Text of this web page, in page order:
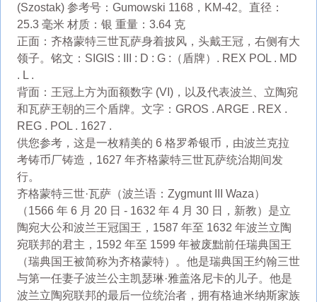
(Szostak) 参考号：Gumowski 1168，KM-42。直径：
25.3 毫米 材质：银 重量：3.64 克
正面：齐格蒙特三世瓦萨身着披风，头戴王冠，右侧有大
领子。铭文：SIGIS : III : D : G :（盾牌）. REX POL . MD
. L .
背面：王冠上方为面额数字 (VI)，以及代表波兰、立陶宛
和瓦萨王朝的三个盾牌。文字：GROS . ARGE . REX .
REG . POL . 1627 .
供您参考，这是一枚精美的 6 格罗希银币，由波兰克拉
考铸币厂铸造，1627 年齐格蒙特三世瓦萨统治期间发
行。
齐格蒙特三世·瓦萨（波兰语：Zygmunt III Waza）
（1566 年 6 月 20 日 - 1632 年 4 月 30 日，新教）是立
陶宛大公和波兰王冠国王，1587 年至 1632 年波兰立陶
宛联邦的君主，1592 年至 1599 年被废黜前任瑞典国王
（瑞典国王被简称为齐格蒙特）。他是瑞典国王约翰三世
与第一任妻子波兰公主凯瑟琳·雅盖洛尼卡的儿子。他是
波兰立陶宛联邦的最后一位统治者，拥有格迪米纳斯家族